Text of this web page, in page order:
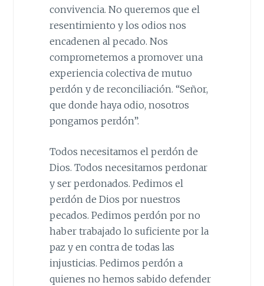
convivencia. No queremos que el
resentimiento y los odios nos
encadenen al pecado. Nos
comprometemos a promover una
experiencia colectiva de mutuo
perdón y de reconciliación. “Señor,
que donde haya odio, nosotros
pongamos perdón”.
Todos necesitamos el perdón de
Dios. Todos necesitamos perdonar
y ser perdonados. Pedimos el
perdón de Dios por nuestros
pecados. Pedimos perdón por no
haber trabajado lo suficiente por la
paz y en contra de todas las
injusticias. Pedimos perdón a
quienes no hemos sabido defender